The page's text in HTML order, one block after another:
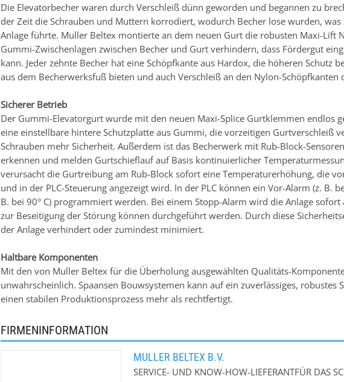
Die Elevatorbecher waren durch Verschleiß dünn geworden und begannen zu
der Zeit die Schrauben und Muttern korrodiert, wodurch Becher lose wurden,
Anlage führte. Muller Beltex montierte an dem neuen Gurt die robusten Maxi-Lift
Gummi-Zwischenlagen zwischen Becher und Gurt verhindern, dass Fördergut
kann. Jeder zehnte Becher hat eine Schöpfkante aus Hardox, die höheren Schutz
aus dem Becherwerksfuß bieten und auch Verschleiß an den Nylon-Schöpfkanten
Sicherer Betrieb
Der Gummi-Elevatorgurt wurde mit den neuen Maxi-Splice Gurtklemmen endlos
eine einstellbare hintere Schutzplatte aus Gummi, die vorzeitigen Gurtverschleiß
Schrauben mehr Sicherheit. Außerdem ist das Becherwerk mit Rub-Block-
erkennen und melden Gurtschieflauf auf Basis kontinuierlicher
verursacht die Gurtreibung am Rub-Block sofort eine Temperaturerhöhung, die
und in der PLC-Steuerung angezeigt wird. In der PLC können ein Vor-Alarm (z. B.
B. bei 90° C) programmiert werden. Bei einem Stopp-Alarm wird die Anlage
zur Beseitigung der Störung können durchgeführt werden. Durch diese
der Anlage verhindert oder zumindest minimiert.
Haltbare Komponenten
Mit den von Muller Beltex für die Überholung ausgewählten Qualitäts-
unwahrscheinlich. Spaansen Bouwsystemen kann auf ein zuverlässiges,
einen stabilen Produktionsprozess mehr als rechtfertigt.
FIRMENINFORMATION
MULLER BELTEX B.V.
SERVICE- UND KNOW-HOW-LIEFERANTFÜR DAS